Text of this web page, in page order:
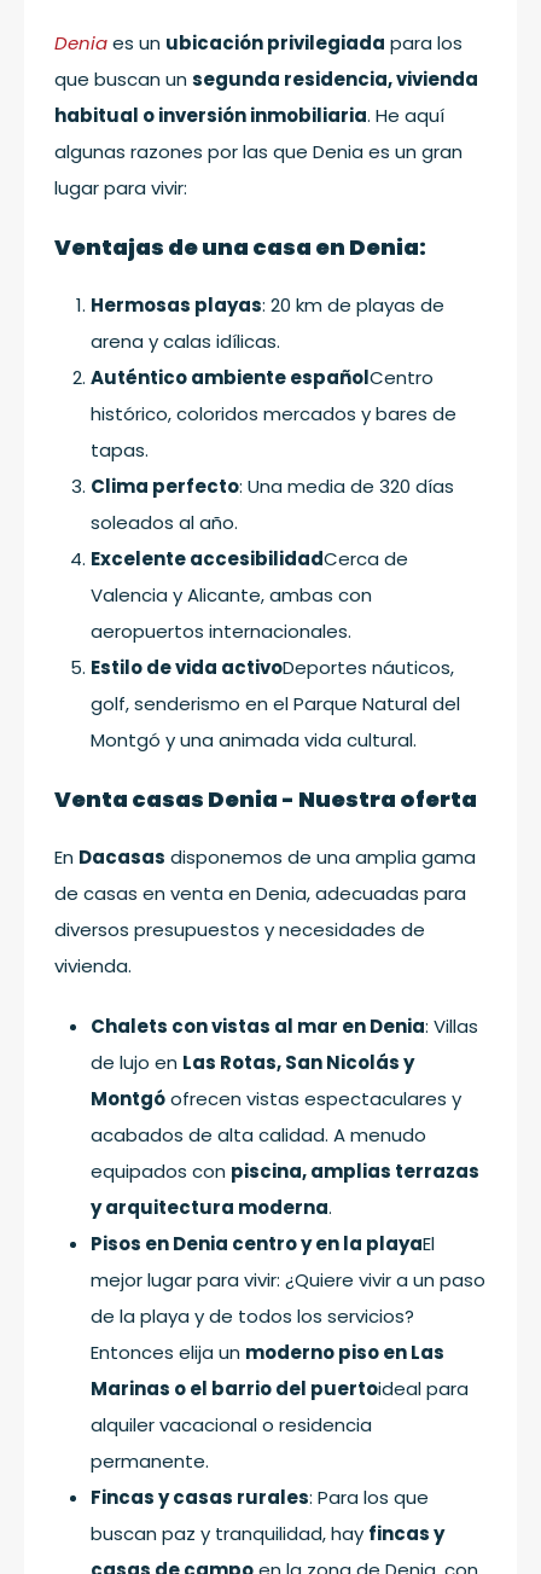
Deniaes un ubicación privilegiada para los
que buscan un segunda residencia, vivienda
habitual o inversión inmobiliaria. He aquí
algunas razones por las que Denia es un gran
lugar para vivir:
Ventajas de una casa en Denia:
Hermosas playas: 20 km de playas de
arena y calas idílicas.
Auténtico ambiente españolCentro
histórico, coloridos mercados y bares de
tapas.
Clima perfecto: Una media de 320 días
soleados al año.
Excelente accesibilidadCerca de
Valencia y Alicante, ambas con
aeropuertos internacionales.
Estilo de vida activoDeportes náuticos,
golf, senderismo en el Parque Natural del
Montgó y una animada vida cultural.
Venta casas Denia - Nuestra oferta
En Dacasas disponemos de una amplia gama
de casas en venta en Denia, adecuadas para
diversos presupuestos y necesidades de
vivienda.
Chalets con vistas al mar en Denia: Villas
de lujo en Las Rotas, San Nicolás y
Montgóofrecen vistas espectaculares y
acabados de alta calidad. A menudo
equipados con piscina, amplias terrazas
y arquitectura moderna.
Pisos en Denia centro y en la playaEl
mejor lugar para vivir: ¿Quiere vivir a un paso
de la playa y de todos los servicios?
Entonces elija un moderno piso en Las
Marinas o el barrio del puertoideal para
alquiler vacacional o residencia
permanente.
Fincas y casas rurales: Para los que
buscan paz y tranquilidad, hay fincas y